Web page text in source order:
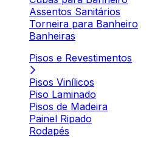
Assentos Sanitários
Torneira para Banheiro
Banheiras
Pisos e Revestimentos
Pisos Vinílicos
Piso Laminado
Pisos de Madeira
Painel Ripado
Rodapés